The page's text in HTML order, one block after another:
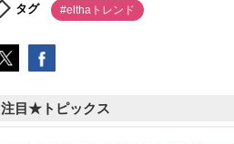
タグ #elthaトレンド
注目★トピックス